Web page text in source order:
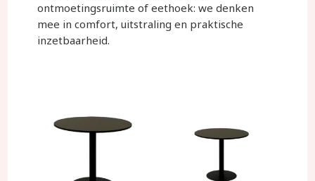
ontmoetingsruimte of eethoek: we denken
mee in comfort, uitstraling en praktische
inzetbaarheid.